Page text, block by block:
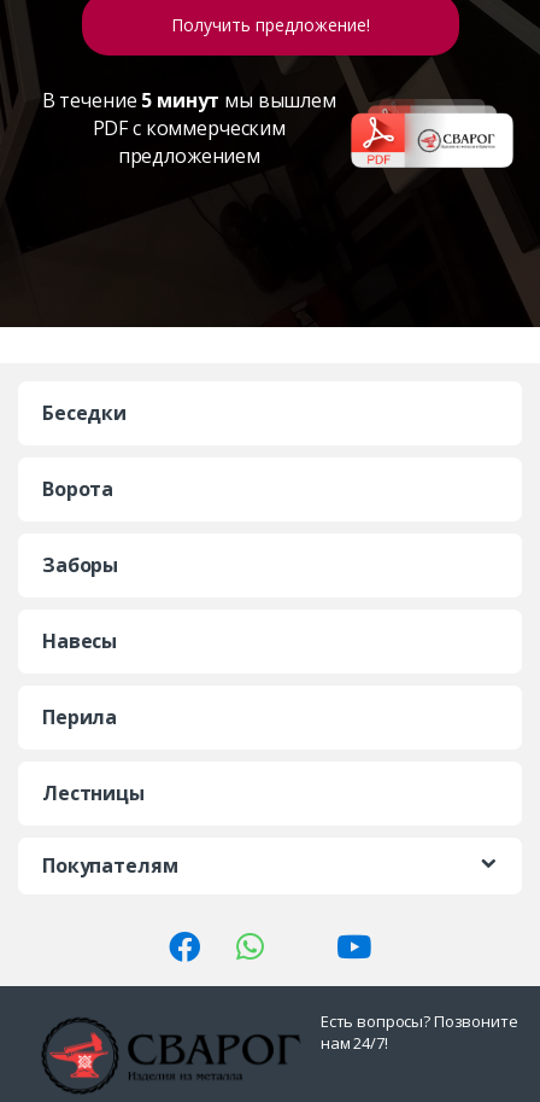
В течение 5 минут мы вышлем
PDF с коммерческим
предложением
Беседки
Ворота
Заборы
Навесы
Перила
Лестницы
Покупателям
Есть вопросы? Позвоните
нам 24/7!